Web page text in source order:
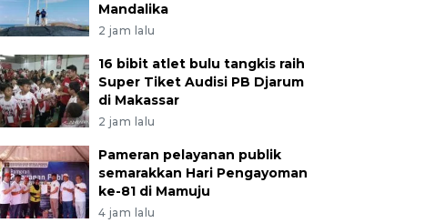
Mandalika
2 jam lalu
16 bibit atlet bulu tangkis raih
Super Tiket Audisi PB Djarum
di Makassar
2 jam lalu
Pameran pelayanan publik
semarakkan Hari Pengayoman
ke-81 di Mamuju
4 jam lalu